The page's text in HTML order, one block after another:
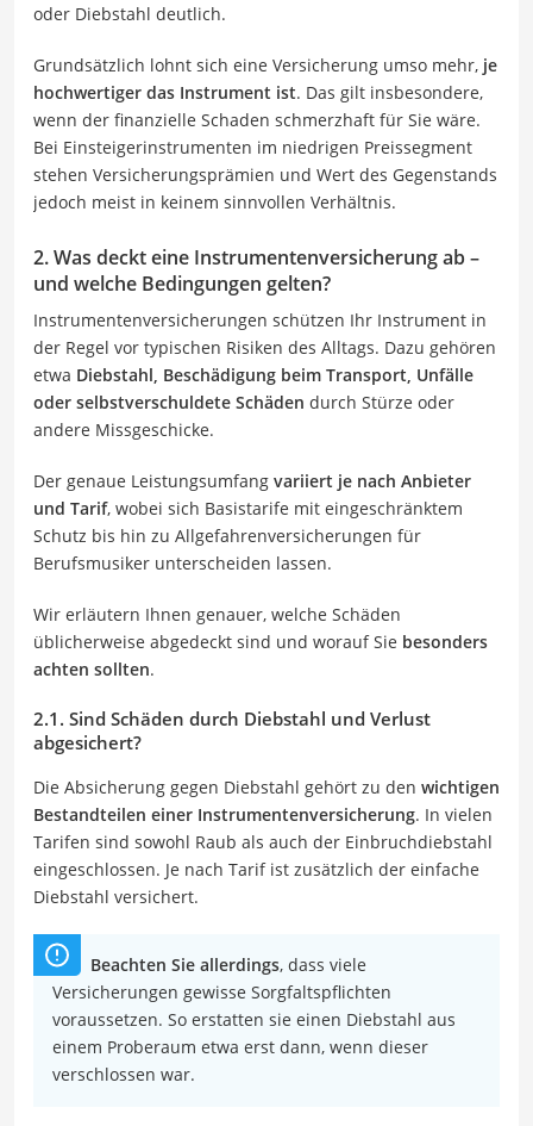
oder Diebstahl deutlich.
Grundsätzlich lohnt sich eine Versicherung umso mehr, je
hochwertiger das Instrument ist. Das gilt insbesondere,
wenn der finanzielle Schaden schmerzhaft für Sie wäre.
Bei Einsteigerinstrumenten im niedrigen Preissegment
stehen Versicherungsprämien und Wert des Gegenstands
jedoch meist in keinem sinnvollen Verhältnis.
2. Was deckt eine Instrumentenversicherung ab –
und welche Bedingungen gelten?
Instrumentenversicherungen schützen Ihr Instrument in
der Regel vor typischen Risiken des Alltags. Dazu gehören
etwa Diebstahl, Beschädigung beim Transport, Unfälle
oder selbstverschuldete Schäden durch Stürze oder
andere Missgeschicke.
Der genaue Leistungsumfang variiert je nach Anbieter
und Tarif, wobei sich Basistarife mit eingeschränktem
Schutz bis hin zu Allgefahrenversicherungen für
Berufsmusiker unterscheiden lassen.
Wir erläutern Ihnen genauer, welche Schäden
üblicherweise abgedeckt sind und worauf Sie besonders
achten sollten.
2.1. Sind Schäden durch Diebstahl und Verlust
abgesichert?
Die Absicherung gegen Diebstahl gehört zu den wichtigen
Bestandteilen einer Instrumentenversicherung. In vielen
Tarifen sind sowohl Raub als auch der Einbruchdiebstahl
eingeschlossen. Je nach Tarif ist zusätzlich der einfache
Diebstahl versichert.
Beachten Sie allerdings, dass viele
Versicherungen gewisse Sorgfaltspflichten
voraussetzen. So erstatten sie einen Diebstahl aus
einem Proberaum etwa erst dann, wenn dieser
verschlossen war.